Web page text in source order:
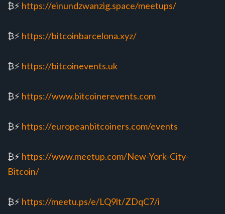
₿⚡️ https://einundzwanzig.space/meetups/
₿⚡️ https://bitcoinbarcelona.xyz/
₿⚡️ https://bitcoinevents.uk
₿⚡️ https://www.bitcoinerevents.com
₿⚡️ https://europeanbitcoiners.com/events
₿⚡️ https://www.meetup.com/New-York-City-
Bitcoin/
₿⚡️ https://meetu.ps/e/LQ9lt/ZDqC7/i